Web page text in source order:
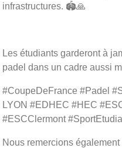
infrastructures. 🏟️🙏
Les étudiants garderont à
padel dans un cadre aussi
#CoupeDeFrance #Padel
LYON #EDHEC #HEC
#ESCClermont
Nous remercions également